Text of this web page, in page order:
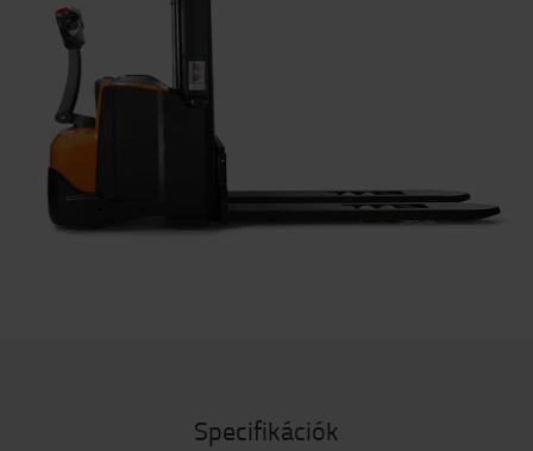
Specifikációk